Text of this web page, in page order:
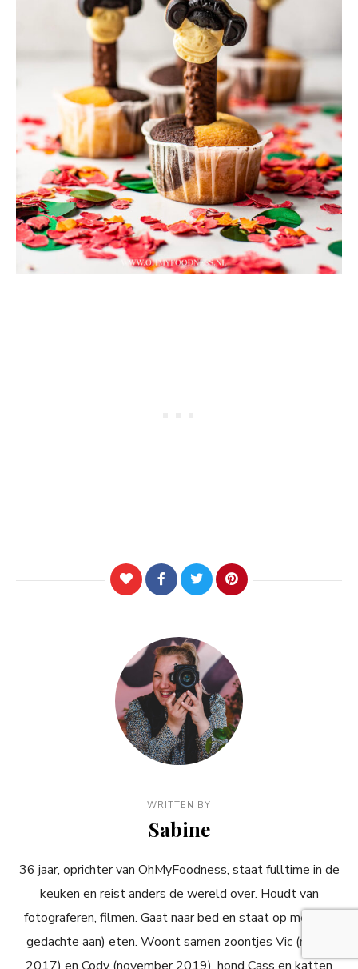
WRITTEN BY
Sabine
36 jaar, oprichter van OhMyFoodness, staat fulltime in de
keuken en reist anders de wereld over. Houdt van
fotograferen, filmen. Gaat naar bed en staat op met (de
gedachte aan) eten. Woont samen zoontjes Vic (maart
2017) en Cody (november 2019), hond Cass en katten